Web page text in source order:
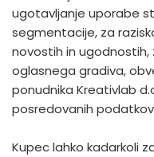
ugotavljanje uporabe
segmentacije, za
novostih in
oglasnega gradiva,
ponudnika Kreativlab
posredovanih
Kupec lahko kadarkoli